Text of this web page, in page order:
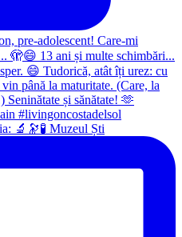
🔬🔭🧪 Muzeul Ști